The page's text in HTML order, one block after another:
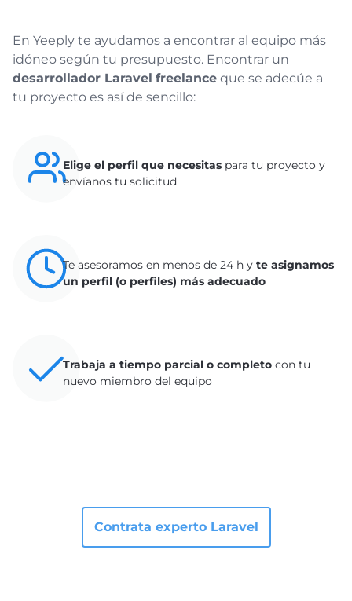
En Yeeply te ayudamos a encontrar al equipo más
idóneo según tu presupuesto. Encontrar un
desarrollador Laravel freelance que se adecúe a
tu proyecto es así de sencillo:
Elige el perfil que necesitas para tu proyecto y
envíanos tu solicitud
Te asesoramos en menos de 24 h y te asignamos
un perfil (o perfiles) más adecuado
Trabaja a tiempo parcial o completo con tu
nuevo miembro del equipo
Contrata experto Laravel